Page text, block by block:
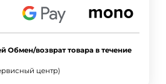
Обмен/возврат товара в течение
центр)